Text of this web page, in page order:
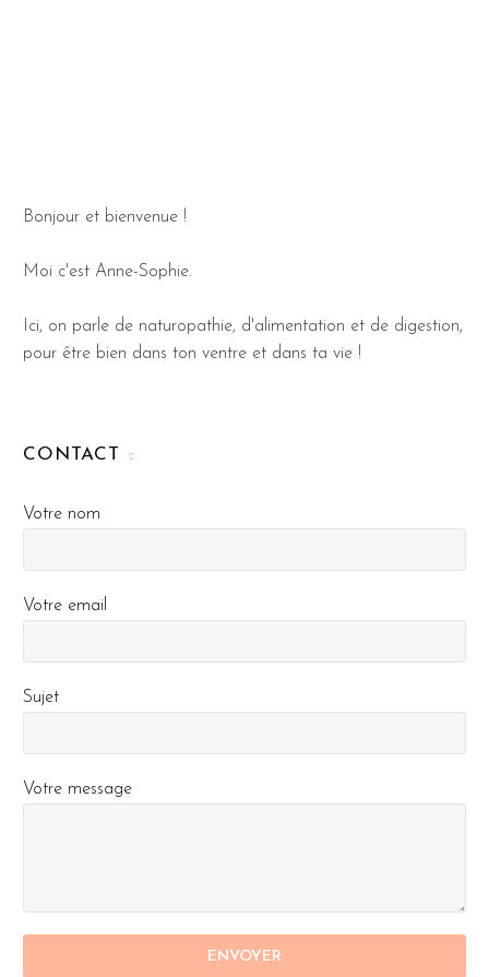
Bonjour et bienvenue !
Moi c'est Anne-Sophie.
Ici, on parle de naturopathie, d'alimentation et de digestion,
pour être bien dans ton ventre et dans ta vie !
CONTACT
Votre nom
Votre email
Sujet
Votre message